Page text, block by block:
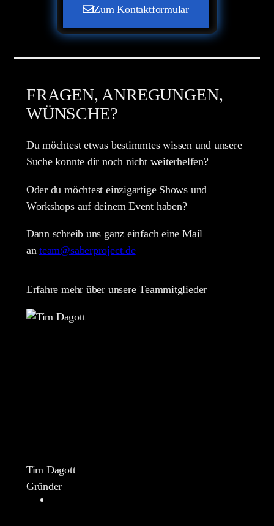
Zum Kontaktformular
FRAGEN, ANREGUNGEN,
WÜNSCHE?
Du möchtest etwas bestimmtes wissen und unsere
Suche konnte dir noch nicht weiterhelfen?
Oder du möchtest einzigartige Shows und
Workshops auf deinem Event haben?
Dann schreib uns ganz einfach eine Mail
anteam@saberproject.de
Erfahre mehr über unsere Teammitglieder
Tim Dagott
Gründer